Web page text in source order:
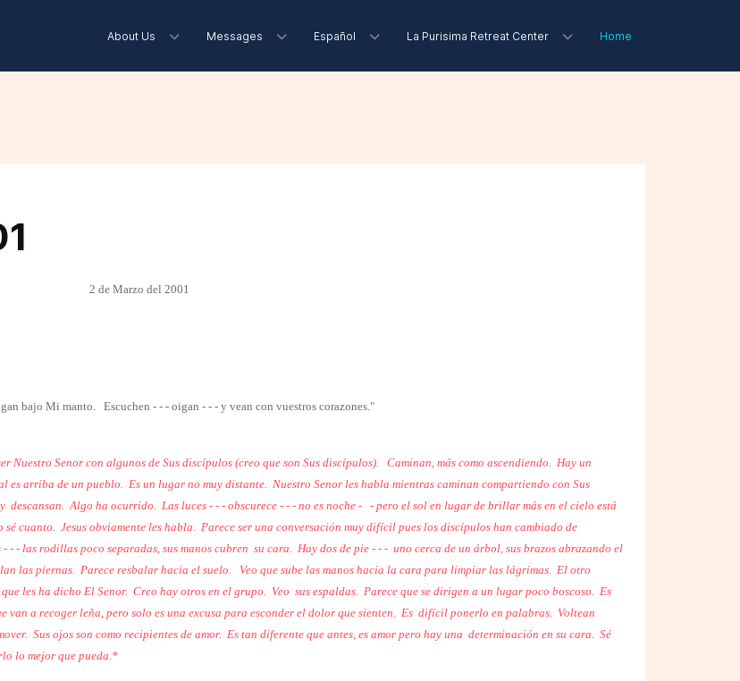
About Us Messages Español La Purisima Retreat Center Home
2 de Marzo del 2001
bajo Mi manto. Escuchen - - - oigan - - - y vean con vuestros corazones."
Nuestro Senor con algunos de Sus discípulos (creo que son Sus discípulos).
Caminan, más como ascendiendo. Hay un
es arriba de un pueblo. Es un lugar no muy distante. Nuestro Senor les habla mientras caminan compartiendo con Sus
descansan. Algo ha ocurrido. Las luces - - - obscurece - - - no es noche - - pero el sol en lugar de brillar más en el cielo está
cuanto. Jesus obviamente les habla. Parece ser una conversación muy difícil pues los discípulos han cambiado de
- - las rodillas poco separadas, sus manos cubren su cara. Hay dos de pie - - - uno cerca de un árbol, sus brazos abrazando el
las piernas. Parece resbalar hacia el suelo.
Veo que sube las manos hacia la cara para limpiar las lágrimas. El otro
les ha dicho El Senor. Creo hay otros en el grupo. Veo sus espaldas. Parece que se dirigen a un lugar poco boscoso. Es
van a recoger leña, pero solo es una excusa para esconder el dolor que sienten. Es difícil ponerlo en palabras. Voltean
Sus ojos son como recipientes de amor. Es tan diferente que antes, es amor pero hay una determinación en su cara. Sé
lo mejor que pueda.*